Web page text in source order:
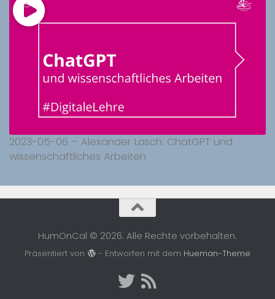
2023-05-06 – Alexander Lasch: ChatGPT und
wissenschaftliches Arbeiten
HumOnCal © 2026. Alle Rechte vorbehalten.
Präsentiert von - Entworfen mit dem Hueman-Theme